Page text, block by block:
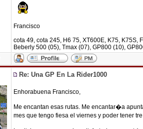
Francisco
cota 49, cota 245, H6 75, XT600E, K75, K75S,
Beberly 500 (05), Tmax (07), GP800 (10),
Re: Una GP En La Rider1000
Enhorabuena Francisco,
Me encantan esas rutas. Me encantar�a
mes que tengo fiesa el viernes y poder tener